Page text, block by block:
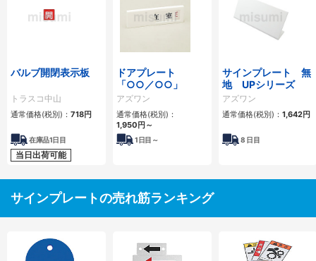
バルブ開閉表示板
トラスコ中山
通常価格(税別)： 718円
在庫品1日目
当日出荷可能
ドアプレート
「○○／○○」
アズワン
通常価格(税別)：
1,950円 ～
1日目～
サインプレート 無
地 UPシリーズ
アズワン
通常価格(税別)： 1,642円
8 日目
サインプレートの売れ筋ランキング